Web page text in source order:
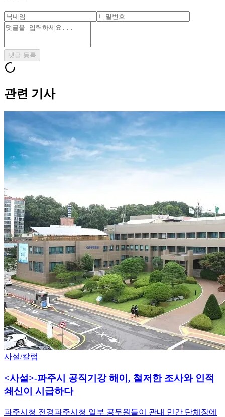
댓글 등록
관련 기사
사설/칼럼
<사설>-파주시 공직기강 해이, 철저한 조사와 인적
쇄신이 시급하다
파주시청 전경파주시청 일부 공무원들이 관내 민간 단체장에